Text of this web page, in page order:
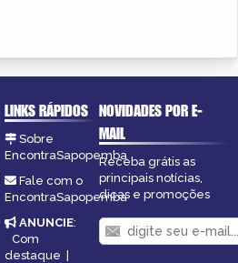
LINKS RÁPIDOS
Sobre
EncontraSapopemba
Fale com o
EncontraSapopemba
ANUNCIE:
Com
destaque |
NOVIDADES POR E-
MAIL
Receba grátis as
principais notícias,
dicas e promoções